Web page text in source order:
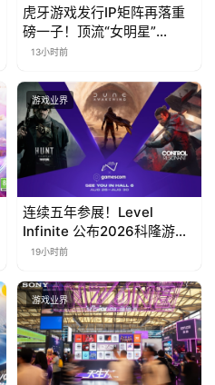
虎牙游戏发行IP矩阵再落重
磅一子！顶流“女明星”
ZANMANG LOOPY 正版3D
曝光
13小时前
游戏业界
连续五年参展！Level
Infinite 公布2026科隆游戏
展产品阵容
19小时前
游戏业界